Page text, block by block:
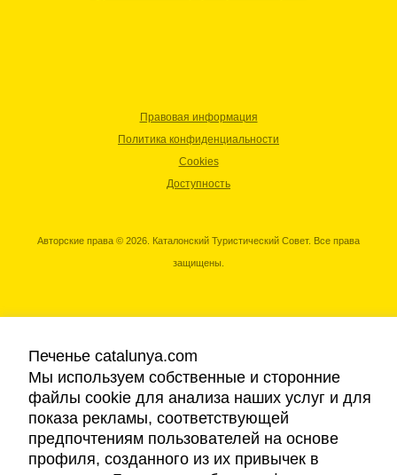
Правовая информация
Политика конфиденциальности
Cookies
Доступность
Авторские права © 2026. Каталонский Туристический Совет. Все права
защищены.
Печенье catalunya.com
Мы используем собственные и сторонние
файлы cookie для анализа наших услуг и для
показа рекламы, соответствующей
предпочтениям пользователей на основе
профиля, созданного из их привычек в